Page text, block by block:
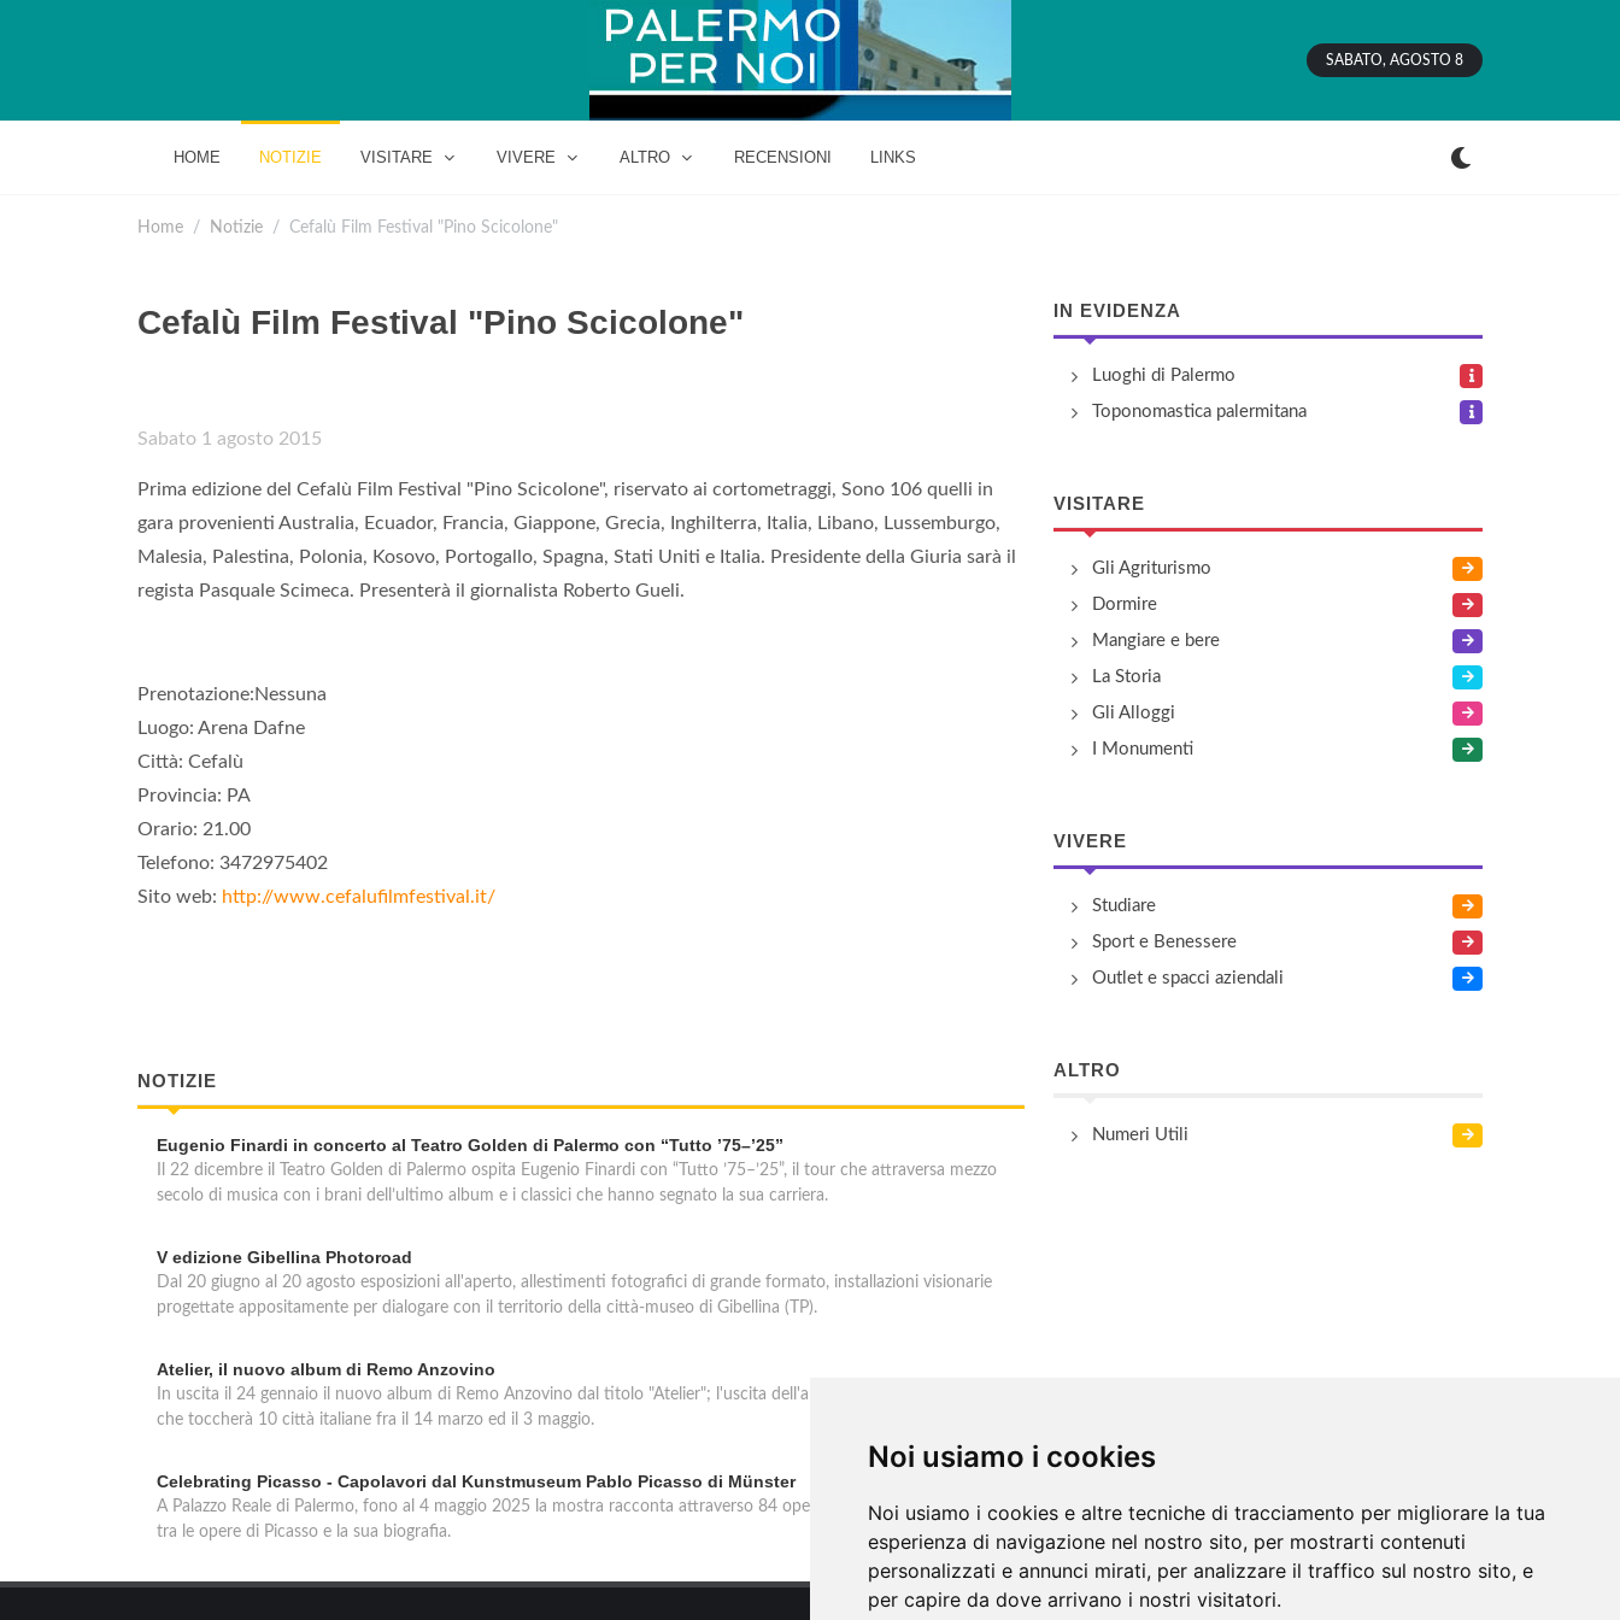
Noi usiamo i cookies
Noi usiamo i cookies e altre tecniche di tracciamento per migliorare la tua
esperienza di navigazione nel nostro sito, per mostrarti contenuti
personalizzati e annunci mirati, per analizzare il traffico sul nostro sito, e
per capire da dove arrivano i nostri visitatori.
SABATO, AGOSTO 8
HOME NOTIZIE VISITARE VIVERE ALTRO RECENSIONI LINKS
Home Notizie Cefalù Film Festival "Pino Scicolone"
Cefalù Film Festival "Pino Scicolone"
Sabato 1 agosto 2015
Prima edizione del Cefalù Film Festival "Pino Scicolone", riservato ai cortometraggi, Sono 106 quelli in
gara provenienti Australia, Ecuador, Francia, Giappone, Grecia, Inghilterra, Italia, Libano, Lussemburgo,
Malesia, Palestina, Polonia, Kosovo, Portogallo, Spagna, Stati Uniti e Italia. Presidente della Giuria sarà il
regista Pasquale Scimeca. Presenterà il giornalista Roberto Gueli.
Prenotazione:Nessuna
Luogo: Arena Dafne
Città: Cefalù
Provincia: PA
Orario: 21.00
Telefono: 3472975402
Sito web: http://www.cefalufilmfestival.it/
NOTIZIE
Eugenio Finardi in concerto al Teatro Golden di Palermo con “Tutto ’75–’25”
Il 22 dicembre il Teatro Golden di Palermo ospita Eugenio Finardi con “Tutto ’75–’25”, il tour che attraversa mezzo
secolo di musica con i brani dell’ultimo album e i classici che hanno segnato la sua carriera.
V edizione Gibellina Photoroad
Dal 20 giugno al 20 agosto esposizioni all'aperto, allestimenti fotografici di grande formato, installazioni visionarie
progettate appositamente per dialogare con il territorio della città-museo di Gibellina (TP).
Atelier, il nuovo album di Remo Anzovino
In uscita il 24 gennaio il nuovo album di Remo Anzovino dal titolo "Atelier"; l'uscita dell'album anticipa il tour 2025
che toccherà 10 città italiane fra il 14 marzo ed il 3 maggio.
Celebrating Picasso - Capolavori dal Kunstmuseum Pablo Picasso di Münster
A Palazzo Reale di Palermo, fono al 4 maggio 2025 la mostra racconta attraverso 84 opere il binomio imprescindibile
tra le opere di Picasso e la sua biografia.
IN EVIDENZA
Luoghi di Palermo
Toponomastica palermitana
VISITARE
Gli Agriturismo
Dormire
Mangiare e bere
La Storia
Gli Alloggi
I Monumenti
VIVERE
Studiare
Sport e Benessere
Outlet e spacci aziendali
ALTRO
Numeri Utili